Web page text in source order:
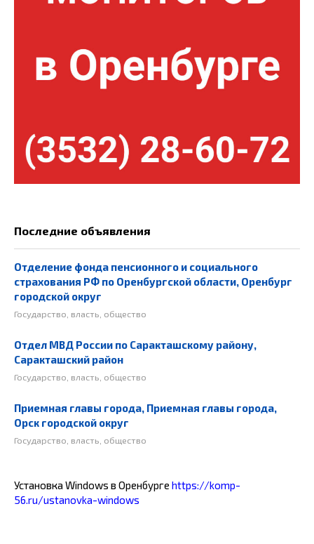
Последние объявления
Отделение фонда пенсионного и социального
страхования РФ по Оренбургской области, Оренбург
городской округ
Государство, власть, общество
Отдел МВД России по Саракташскому району,
Саракташский район
Государство, власть, общество
Приемная главы города, Приемная главы города,
Орск городской округ
Государство, власть, общество
Установка Windows в Оренбурге https://komp-
56.ru/ustanovka-windows